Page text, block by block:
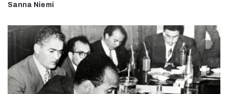
Sanna Niemi